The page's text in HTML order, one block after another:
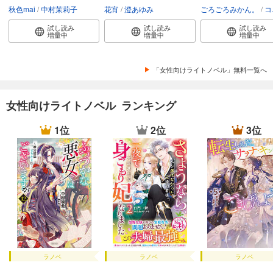
秋色mai 中村茉莉子
試し読み
増量中
花宵 澄あゆみ
試し読み
増量中
ごろごろみかん。 コ
試し読み
増量中
「女性向けライトノベル」無料一覧へ
女性向けライトノベル ランキング
1位
ラノベ
2位
ラノベ
3位
ラノベ